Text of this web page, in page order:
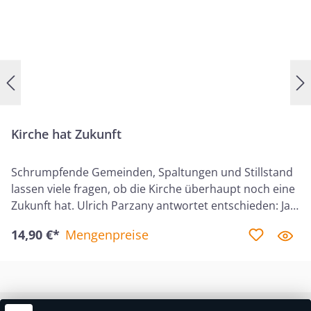
Kirche hat Zukunft
Schrumpfende Gemeinden, Spaltungen und Stillstand
lassen viele fragen, ob die Kirche überhaupt noch eine
Zukunft hat. Ulrich Parzany antwortet entschieden: Ja –
nicht erst seit gestern, sondern seit Beginn der Welt,
Gottes ewigem Plan – gegründet auf Jesus Christus,
den Eckstein und das Fundament. Sie ist nicht an
14,90 €* Mengenpreise